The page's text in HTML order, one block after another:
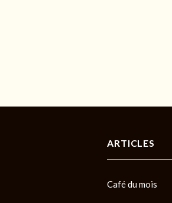
ARTICLES
Café du mois